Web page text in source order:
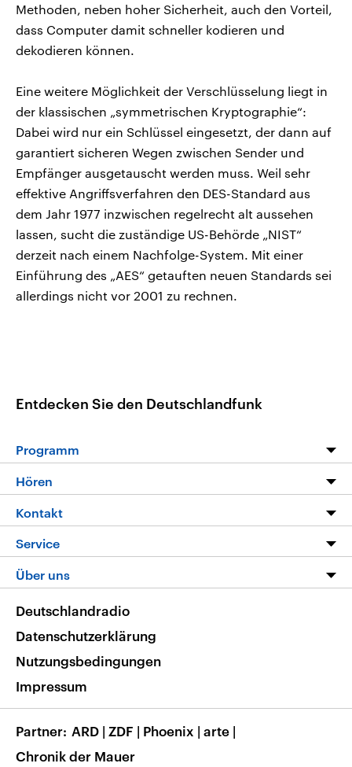
Methoden, neben hoher Sicherheit, auch den Vorteil,
dass Computer damit schneller kodieren und
dekodieren können.
Eine weitere Möglichkeit der Verschlüsselung liegt in
der klassischen „symmetrischen Kryptographie“:
Dabei wird nur ein Schlüssel eingesetzt, der dann auf
garantiert sicheren Wegen zwischen Sender und
Empfänger ausgetauscht werden muss. Weil sehr
effektive Angriffsverfahren den DES-Standard aus
dem Jahr 1977 inzwischen regelrecht alt aussehen
lassen, sucht die zuständige US-Behörde „NIST“
derzeit nach einem Nachfolge-System. Mit einer
Einführung des „AES“ getauften neuen Standards sei
allerdings nicht vor 2001 zu rechnen.
Entdecken Sie den Deutschlandfunk
Programm
Die Nachrichten
Nachrichtenleicht
Neue Beiträge auf dlf.de
Hören
Livestream
Podcasts
Deutschlandfunk App
Nachrichten App
Frequenzen
Kontakt
Hörerservice
Service
FAQ
Veranstaltungen
Musikliste
RSS
Über uns
Barrierefreiheit
Deutschlandradio
Datenschutzerklärung
Nutzungsbedingungen
Impressum
Partner ARD | ZDF | Phoenix | arte |
Chronik der Mauer